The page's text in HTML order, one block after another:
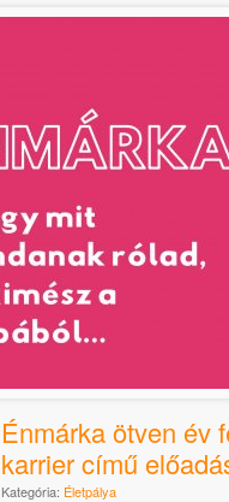
Énmárka ötven év
karrier című
Kategória: Életpálya